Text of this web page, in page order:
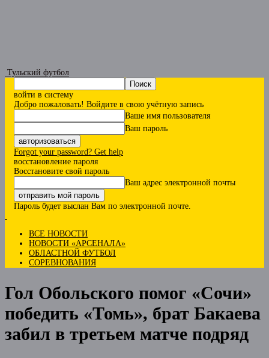
Тульский футбол
войти в систему
Добро пожаловать! Войдите в свою учётную запись
Ваше имя пользователя
Ваш пароль
Forgot your password? Get help
восстановление пароля
Восстановите свой пароль
Ваш адрес электронной почты
Пароль будет выслан Вам по электронной почте.
ВСЕ НОВОСТИ
НОВОСТИ «АРСЕНАЛА»
ОБЛАСТНОЙ ФУТБОЛ
СОРЕВНОВАНИЯ
Гол Обольского помог «Сочи»
победить «Томь», брат Бакаева
забил в третьем матче подряд